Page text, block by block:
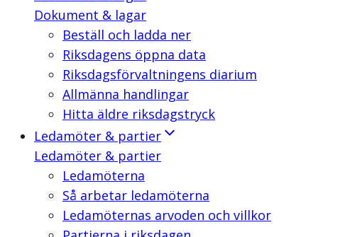
Dokument & lagar
Beställ och ladda ner
Riksdagens öppna data
Riksdagsförvaltningens diarium
Allmänna handlingar
Hitta äldre riksdagstryck
Ledamöter & partier
Ledamöter & partier
Ledamöterna
Så arbetar ledamöterna
Ledamöternas arvoden och villkor